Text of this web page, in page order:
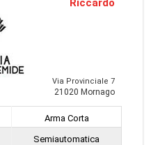
Riccardo
Via Provinciale 7
21020 Mornago
Arma Corta
Semiautomatica